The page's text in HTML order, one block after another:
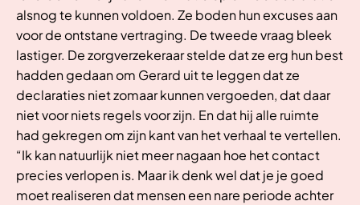
alsnog te kunnen voldoen. Ze boden hun excuses aan
voor de ontstane vertraging. De tweede vraag bleek
lastiger. De zorgverzekeraar stelde dat ze erg hun best
hadden gedaan om Gerard uit te leggen dat ze
declaraties niet zomaar kunnen vergoeden, dat daar
niet voor niets regels voor zijn. En dat hij alle ruimte
had gekregen om zijn kant van het verhaal te vertellen.
“Ik kan natuurlijk niet meer nagaan hoe het contact
precies verlopen is. Maar ik denk wel dat je je goed
moet realiseren dat mensen een nare periode achter